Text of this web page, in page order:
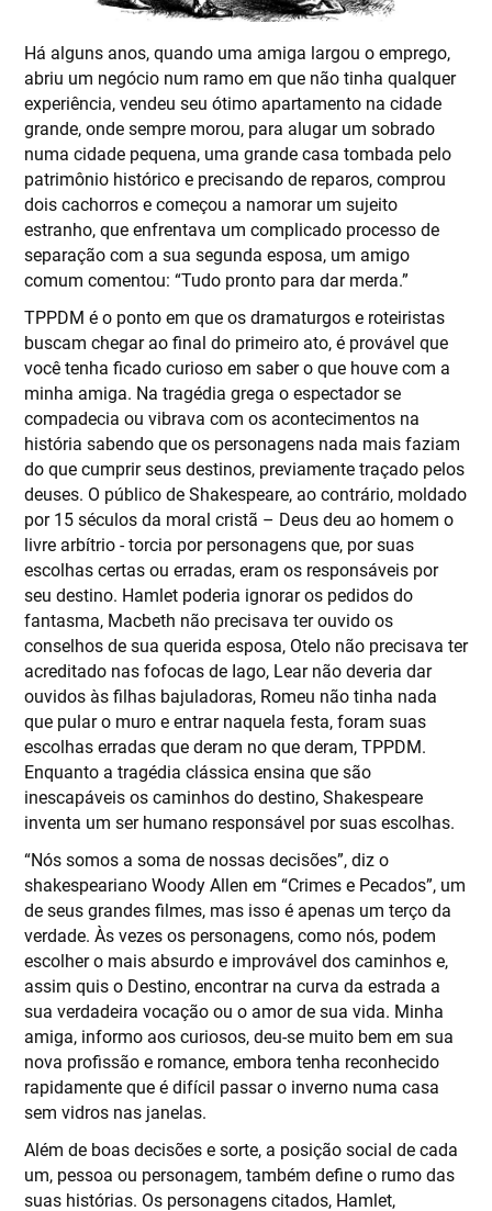
Há alguns anos, quando uma amiga largou o emprego,
abriu um negócio num ramo em que não tinha qualquer
experiência, vendeu seu ótimo apartamento na cidade
grande, onde sempre morou, para alugar um sobrado
numa cidade pequena, uma grande casa tombada pelo
patrimônio histórico e precisando de reparos, comprou
dois cachorros e começou a namorar um sujeito
estranho, que enfrentava um complicado processo de
separação com a sua segunda esposa, um amigo
comum comentou: “Tudo pronto para dar merda.”
TPPDM é o ponto em que os dramaturgos e roteiristas
buscam chegar ao final do primeiro ato, é provável que
você tenha ficado curioso em saber o que houve com a
minha amiga. Na tragédia grega o espectador se
compadecia ou vibrava com os acontecimentos na
história sabendo que os personagens nada mais faziam
do que cumprir seus destinos, previamente traçado pelos
deuses. O público de Shakespeare, ao contrário, moldado
por 15 séculos da moral cristã – Deus deu ao homem o
livre arbítrio - torcia por personagens que, por suas
escolhas certas ou erradas, eram os responsáveis por
seu destino. Hamlet poderia ignorar os pedidos do
fantasma, Macbeth não precisava ter ouvido os
conselhos de sua querida esposa, Otelo não precisava ter
acreditado nas fofocas de Iago, Lear não deveria dar
ouvidos às filhas bajuladoras, Romeu não tinha nada
que pular o muro e entrar naquela festa, foram suas
escolhas erradas que deram no que deram, TPPDM.
Enquanto a tragédia clássica ensina que são
inescapáveis os caminhos do destino, Shakespeare
inventa um ser humano responsável por suas escolhas.
“Nós somos a soma de nossas decisões”, diz o
shakespeariano Woody Allen em “Crimes e Pecados”, um
de seus grandes filmes, mas isso é apenas um terço da
verdade. Às vezes os personagens, como nós, podem
escolher o mais absurdo e improvável dos caminhos e,
assim quis o Destino, encontrar na curva da estrada a
sua verdadeira vocação ou o amor de sua vida. Minha
amiga, informo aos curiosos, deu-se muito bem em sua
nova profissão e romance, embora tenha reconhecido
rapidamente que é difícil passar o inverno numa casa
sem vidros nas janelas.
Além de boas decisões e sorte, a posição social de cada
um, pessoa ou personagem, também define o rumo das
suas histórias. Os personagens citados, Hamlet,